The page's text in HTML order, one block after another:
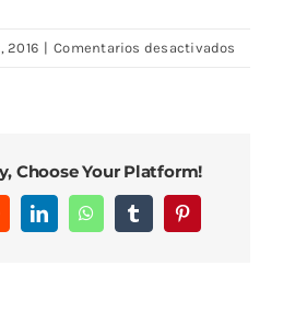
2016 | Comentarios desactivados
Choose Your Platform!
LinkedInWhatsAppTumblrPinterest